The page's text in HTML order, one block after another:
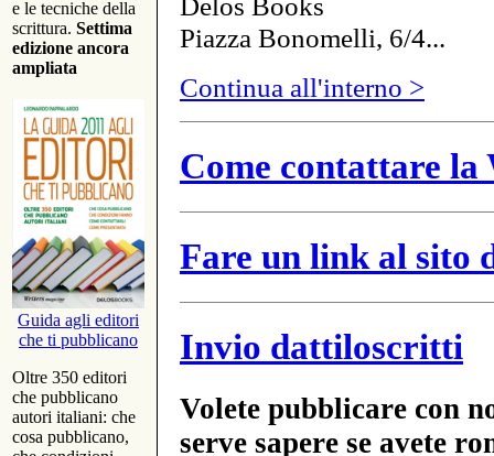
e le tecniche della
scrittura. Settima
edizione ancora
ampliata
Guida agli editori
che ti pubblicano
Oltre 350 editori
che pubblicano
autori italiani: che
cosa pubblicano,
Piazza Bonomelli, 6/4...
Continua all'interno >
Come contattare
Fare un link al sito
Invio dattiloscritti
Volete pubblicare con
serve sapere se avete